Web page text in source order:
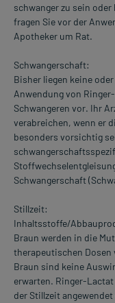
schwanger zu sein
fragen Sie vor der
Apotheker um Rat.
Schwangerschaft:
Bisher liegen keine
Anwendung von
Schwangeren vor. Ihr
verabreichen, wenn er
besonders vorsichtig
Schwangerschaft
Stillzeit:
Inhaltsstoffe/
Braun werden in die
therapeutischen Dosen
Braun sind keine
erwarten. Ringer-
der Stillzeit angewendet